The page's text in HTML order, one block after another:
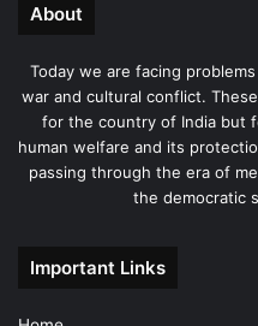
About
Today we are facing
war and cultural conflict.
for the country of India but
human welfare and its
passing through the era of
the democratic
Important Links